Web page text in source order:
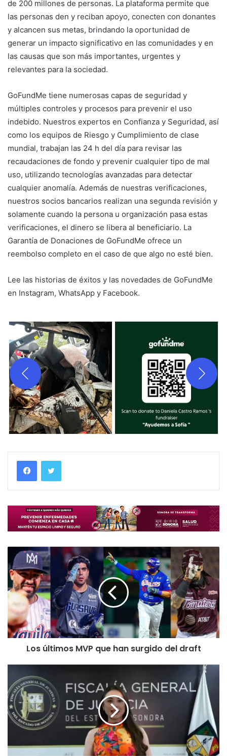
de 200 millones de personas. La plataforma permite que
las personas den y reciban apoyo, conecten con donantes
y alcancen sus metas, brindando la oportunidad de
generar un impacto significativo en las comunidades y en
las causas que son más importantes, urgentes y
relevantes para la sociedad.
GoFundMe tiene numerosas capas de seguridad y
múltiples controles y procesos para prevenir el uso
indebido. Nuestros expertos en Confianza y Seguridad, así
como los equipos de Riesgo y Cumplimiento de clase
mundial, trabajan las 24 h del día para revisar las
recaudaciones de fondo y prevenir cualquier tipo de mal
uso, utilizando tecnologías avanzadas para detectar
cualquier anomalía. Además de nuestras verificaciones,
nuestros socios bancarios realizan una segunda revisión y
solamente cuando la persona u organización pasa estas
verificaciones, el dinero se libera al beneficiario. La
Garantía de Donaciones de GoFundMe ofrece un
reembolso completo en el caso de que algo no esté bien.
Lee las historias de éxitos y las novedades de GoFundMe
en Instagram, WhatsApp y Facebook.
Los últimos MVP que han surgido del draft